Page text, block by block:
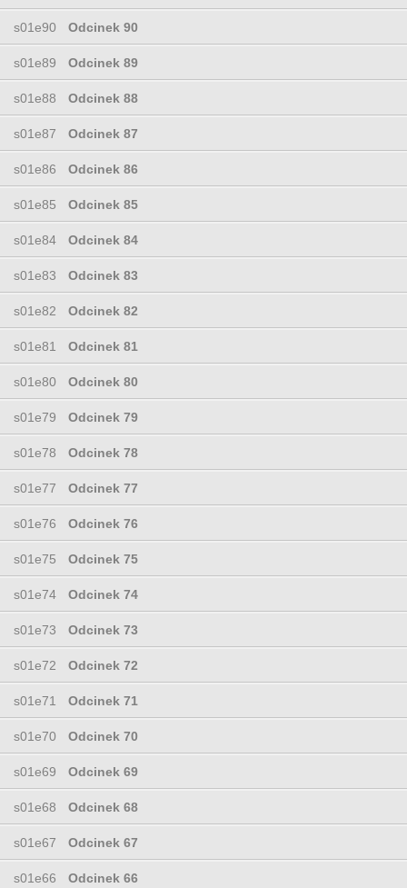
s01e90 Odcinek 90
s01e89 Odcinek 89
s01e88 Odcinek 88
s01e87 Odcinek 87
s01e86 Odcinek 86
s01e85 Odcinek 85
s01e84 Odcinek 84
s01e83 Odcinek 83
s01e82 Odcinek 82
s01e81 Odcinek 81
s01e80 Odcinek 80
s01e79 Odcinek 79
s01e78 Odcinek 78
s01e77 Odcinek 77
s01e76 Odcinek 76
s01e75 Odcinek 75
s01e74 Odcinek 74
s01e73 Odcinek 73
s01e72 Odcinek 72
s01e71 Odcinek 71
s01e70 Odcinek 70
s01e69 Odcinek 69
s01e68 Odcinek 68
s01e67 Odcinek 67
s01e66 Odcinek 66